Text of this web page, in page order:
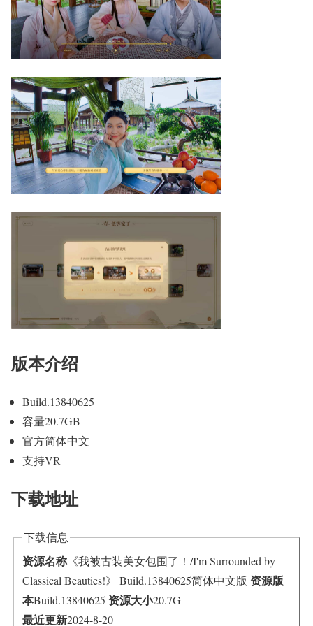
版本介绍
Build.13840625
容量20.7GB
官方简体中文
支持VR
下载地址
下载信息
资源名称 《我被古装美女包围了！/I'm Surrounded by
Classical Beauties!》 Build.13840625简体中文版 资源版
本Build.13840625 资源大小20.7G
最近更新2024-8-20